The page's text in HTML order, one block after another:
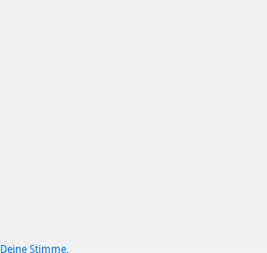
Stimme.